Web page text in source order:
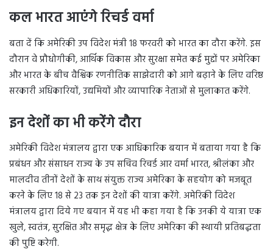
कल भारत आएंगे रिचर्ड वर्मा
बता दें कि अमेरिकी उप विदेश मंत्री 18 फरवरी को भारत का दौरा करेंगे. इस
दौरान वे प्रौधोगीकी, आर्थिक विकास और सुरक्षा समेत कई मुद्दों पर अमेरिका
और भारत के बीच वैश्विक रणनीतिक साझेदारी को आगे बढ़ाने के लिए वरिष्ठ
सरकारी अधिकारियों, उद्यमियों और व्यापारिक नेताओं से मुलाकात करेंगे.
इन देशों का भी करेंगे दौरा
अमेरिकी विदेश मंत्रालय द्वारा एक आधिकारिक बयान में बताया गया है कि
प्रबंधन और संसाधन राज्य के उप सचिव रिचर्ड आर वर्मा भारत, श्रीलंका और
मालदीव तीनों देशों के साथ संयुक्त राज्य अमेरिका के सहयोग को मजबूत
करने के लिए 18 से 23 तक इन देशों की यात्रा करेंगे. अमेरिकी विदेश
मंत्रालय द्वारा दिये गए बयान में यह भी कहा गया है कि उनकी ये यात्रा एक
खुले, स्वतंत्र, सुरक्षित और समृद्ध क्षेत्र के लिए अमेरिका की स्थायी प्रतिबद्धता
की पुष्टि करेगी.